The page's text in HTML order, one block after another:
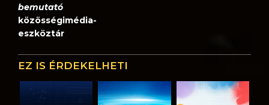
bemutató
közösségimédia-
eszköztár
EZ IS ÉRDEKELHETI